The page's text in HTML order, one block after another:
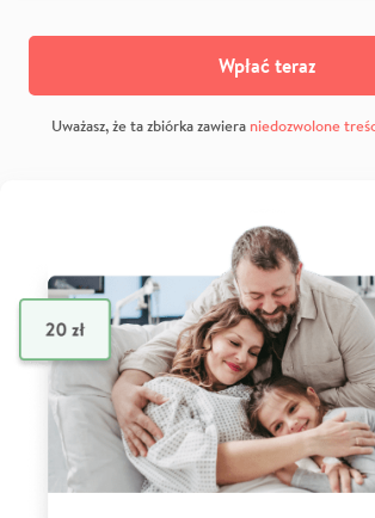
Wpłać teraz
Uważasz, że ta zbiórka zawiera niedozwolone